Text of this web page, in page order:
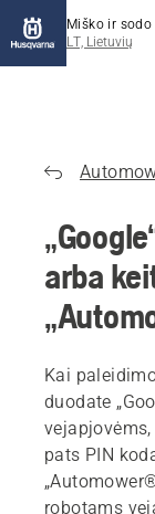
Miško ir sodo
LT, Lietuvių
arba
Kai
duodate
vejapjovėms,
pats PIN
robotams